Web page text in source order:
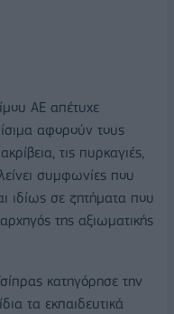
ΑΕ απέτυχε
αφορούν τους
τις πυρκαγιές,
συμφωνίες που
ιδίως σε ζητήματα που
της αξιωματικής
κατηγόρησε την
τα εκπαιδευτικά